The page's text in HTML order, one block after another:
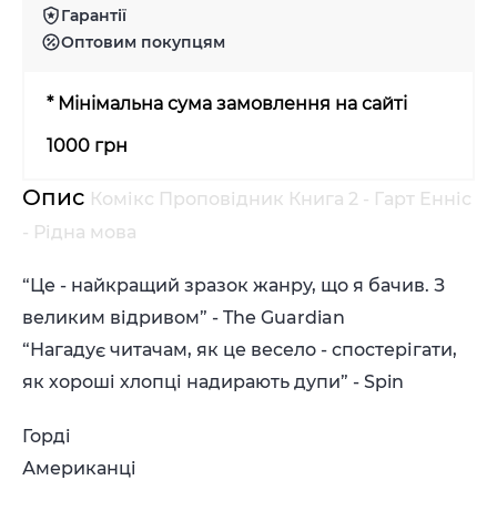
Гарантії
Оптовим покупцям
* Мінімальна сума замовлення на сайті
1000 грн
Опис Комікс Проповідник Книга 2 - Гарт Енніс
- Рідна мова
“Це - найкращий зразок жанру, що я бачив. З
великим відривом” - The Guardian
“Нагадує читачам, як це весело - спостерігати,
як хороші хлопці надирають дупи” - Spin
Горді
Американці